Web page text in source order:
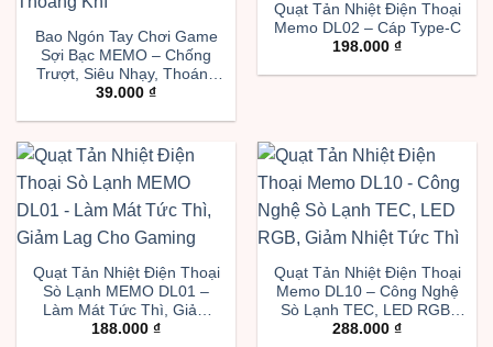
Bao Ngón Tay Chơi Game
Sợi Bạc MEMO – Chống
Trượt, Siêu Nhạy, Thoáng
Khí
39.000 ₫
Quạt Tản Nhiệt Điện Thoại
Memo DL02 – Cáp Type-C
198.000 ₫
Quạt Tản Nhiệt Điện Thoại
Sò Lạnh MEMO DL01 –
Làm Mát Tức Thì, Giảm
Lag Cho Gaming
188.000 ₫
Quạt Tản Nhiệt Điện Thoại
Memo DL10 – Công Nghệ
Sò Lạnh TEC, LED RGB,
Giảm Nhiệt Tức Thì
288.000 ₫